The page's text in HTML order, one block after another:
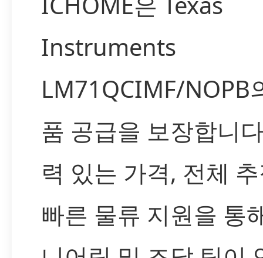
Instruments
LM71QCIMF/NOPB
품 공급을 보장합니
력 있는 가격, 전체
빠른 물류 지원을 통